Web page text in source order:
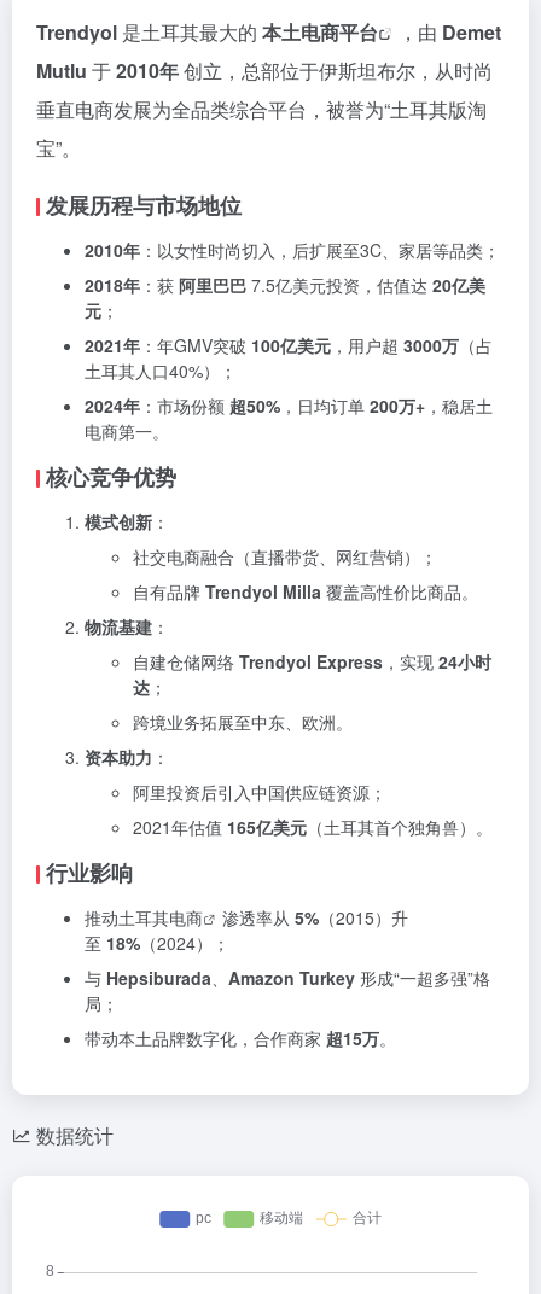
Trendyol 是土耳其最大的 本土电商平台 ，由 Demet
Mutlu 于2010年创立，总部位于伊斯坦布尔，从时尚
垂直电商发展为全品类综合平台，被誉为“土耳其版淘
宝”。
发展历程与市场地位
2010年 ：以女性时尚切入，后扩展至3C、家居等品类；
2018年 ：获 阿里巴巴 7.5亿美元投资，估值达 20亿美
元 ；
2021年 ：年GMV突破 100亿美元 ，用户超 3000万 （占
土耳其人口40%）；
2024年 ：市场份额 超50% ，日均订单 200万+ ，稳居土
电商第一。
核心竞争优势
模式创新 ：
社交电商融合（直播带货、网红营销）；
自有品牌 Trendyol Milla 覆盖高性价比商品。
物流基建 ：
自建仓储网络 Trendyol Express ，实现 24小时
达 ；
跨境业务拓展至中东、欧洲。
资本助力 ：
阿里投资后引入中国供应链资源；
2021年估值 165亿美元 （土耳其首个独角兽）。
行业影响
推动土耳其电商 渗透率从 5% （2015）升
至 18% （2024）；
与 Hepsiburada、 Amazon Turkey 形成“一超多强”格
局；
带动本土品牌数字化，合作商家 超15万。
数据统计